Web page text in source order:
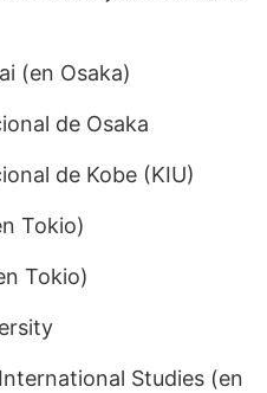
(en Osaka)
de Osaka
de Kobe (KIU)
Tokio)
Tokio)
Studies (en